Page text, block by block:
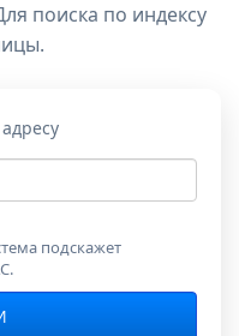
поиска по индексу
подскажет